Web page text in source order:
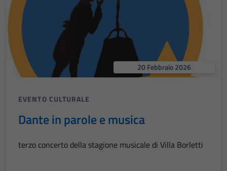
20 Febbraio 2026
EVENTO CULTURALE
Dante in parole e musica
terzo concerto della stagione musicale di Villa Borletti